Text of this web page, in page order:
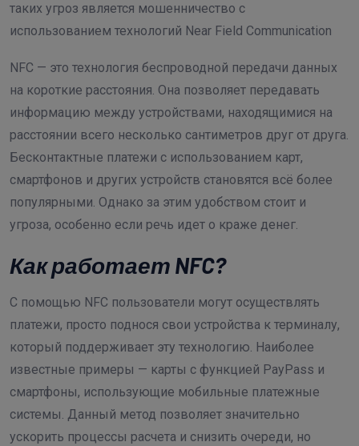
таких угроз является мошенничество с
использованием технологий Near Field Communication
NFC — это технология беспроводной передачи данных
на короткие расстояния. Она позволяет передавать
информацию между устройствами, находящимися на
расстоянии всего несколько сантиметров друг от друга.
Бесконтактные платежи с использованием карт,
смартфонов и других устройств становятся всё более
популярными. Однако за этим удобством стоит и
угроза, особенно если речь идет о краже денег.
Как работает NFC?
С помощью NFC пользователи могут осуществлять
платежи, просто поднося свои устройства к терминалу,
который поддерживает эту технологию. Наиболее
известные примеры — карты с функцией PayPass и
смартфоны, использующие мобильные платежные
системы. Данный метод позволяет значительно
ускорить процессы расчета и снизить очереди, но